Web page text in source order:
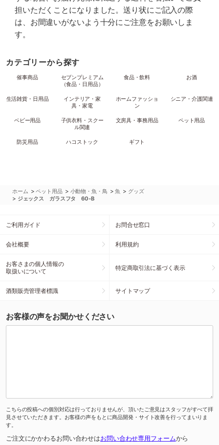
担いただくことになりました。送り状にご記入の際
は、お間違いがないよう十分にご注意をお願いしま
す。
カテゴリーから探す
催事商品
セブンプレミアム
（食品・日用品）
食品・飲料 お酒
生活雑貨・日用品
インテリア・家
具・家電
ホームファッショ
ン
シニア・介護関連
ベビー用品
子供衣料・スクー
ル関連
文房具・事務用品 ペット用品
防災用品 ハコストック ギフト
ホーム >ペット用品 > 小動物・魚・鳥 >魚 > グッズ
> ジェックス ガラスフタ 60-B
ご利用ガイド お問合せ窓口
会社概要 利用規約
お客さまの個人情報の
取扱いについて
特定商取引法に基づく表示
酒類販売管理者標識 サイトマップ
お客様の声をお聞かせください
こちらの投稿への個別対応は行っておりませんが、頂いたご意見はスタッフがすべて拝
見させていただきます。お客様の声をもとに商品開発・サイト改善を行ってまいりま
す。
ご注文にかかわるお問い合わせはお問い合わせ専用フォームから